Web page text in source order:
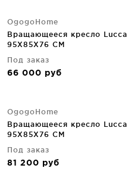
OgogoHome
Вращающееся кресло Lucca
95X85X76 CM
Под заказ
66 000 руб
OgogoHome
Вращающееся кресло Lucca
95X85X76 CM
Под заказ
81 200 руб